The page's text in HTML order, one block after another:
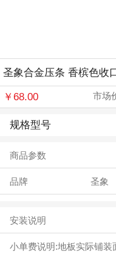
圣象合金压条 香槟色收
￥68.00 市场
规格型号
商品参数
品牌 圣象
安装说明
小单费说明:地板实际铺装